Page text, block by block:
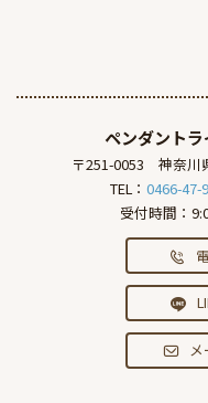
ペンダント
〒251-0053 神奈川
TEL： 0466-47-
受付時間：